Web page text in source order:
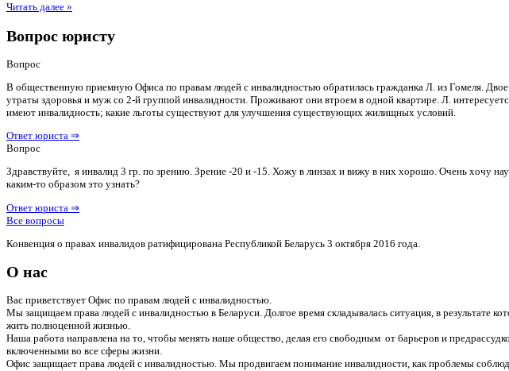
Читать далее »
Вопрос юристу
Вопрос
В общественную приемную Офиса по правам людей с инвалидностью обратилась гражданка Л. из Гомеля.
утраты здоровья и муж со 2-й группой инвалидности. Проживают они втроем в одной квартире. Л.
имеют инвалидность; какие льготы существуют для улучшения существующих жилищных условий.
Ответ юриста ⇒
Вопрос
Здравствуйте, я инвалид 3 гр. по зрению. Зрение -20 и -15. Хожу в линзах и вижу в них хорошо. Очень хочу
каким-то образом это узнать?
Ответ юриста ⇒
Все вопросы
Конвенция о правах инвалидов ратифицирована Республикой Беларусь 3 октября 2016 года.
О нас
Вас приветствует Офис по правам людей с инвалидностью.
Мы защищаем права людей с инвалидностью в Беларуси. Долгое время складывалась ситуация, в
жить полноценной жизнью.
Наша работа направлена на то, чтобы менять наше общество, делая его свободным от барьеров и
включенными во все сферы жизни.
Офис защищает права людей с инвалидностью. Мы продвигаем понимание инвалидности, как проблемы